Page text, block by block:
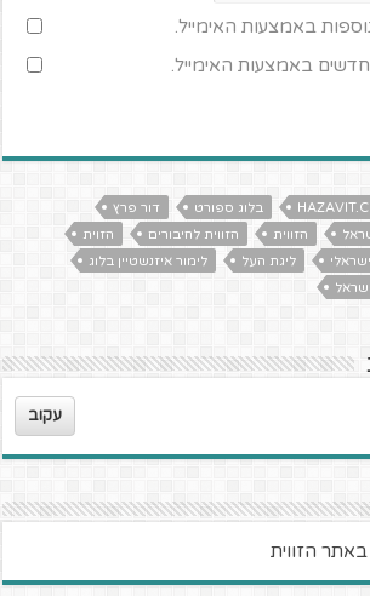
באמצעות האימייל.
באמצעות האימייל.
בלוג ספורט
דור פרץ
הזווית הזווית לחיבורים
הזוית
ליגת העל
לימור איזנשטיין בלוג
עקוב